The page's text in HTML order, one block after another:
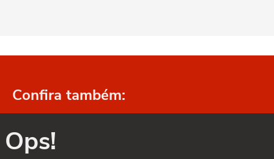
Confira também:
Ops!